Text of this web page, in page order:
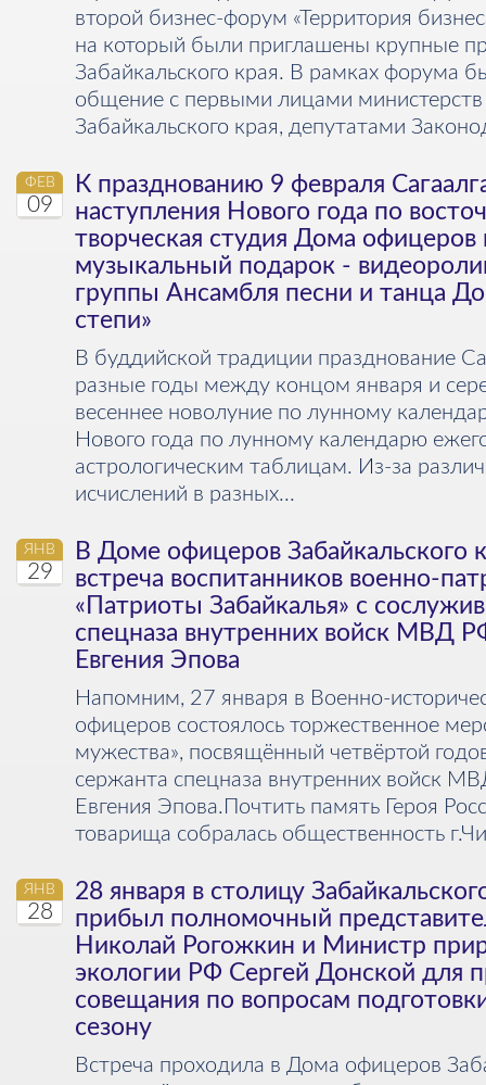
второй бизнес-форум «Территория
на который были приглашены крупные
Забайкальского края. В рамках форума
общение с первыми лицами министерств
Забайкальского края, депутатами
ФЕВ
09
К празднованию 9 февраля
наступления Нового года по
творческая студия Дома офицеров
музыкальный подарок -
группы Ансамбля песни и танца
степи»
В буддийской традиции празднование
разные годы между концом января и
весеннее новолуние по лунному
Нового года по лунному календарю
астрологическим таблицам. Из-за
исчислений в разных...
ЯНВ
29
В Доме офицеров Забайкальского
встреча воспитанников военно-
«Патриоты Забайкалья» с
спецназа внутренних войск МВД
Евгения Эпова
Напомним, 27 января в Военно-
офицеров состоялось торжественное
мужества», посвящённый четвёртой
сержанта спецназа внутренних войск
Евгения Эпова.Почтить память Героя
товарища собралась общественность
ЯНВ
28
28 января в столицу
прибыл полномочный
Николай Рогожкин и Министр
экологии РФ Сергей Донской для
совещания по вопросам
сезону
Встреча проходила в Дома офицеров